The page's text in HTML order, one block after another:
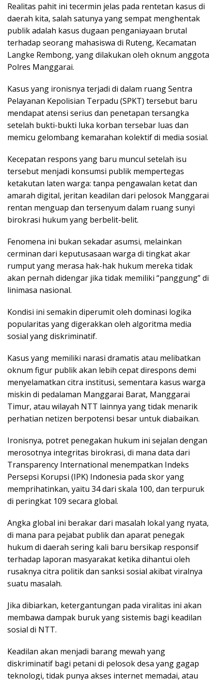
Realitas pahit ini tecermin jelas pada rentetan kasus di
daerah kita, salah satunya yang sempat menghentak
publik adalah kasus dugaan penganiayaan brutal
terhadap seorang mahasiswa di Ruteng, Kecamatan
Langke Rembong, yang dilakukan oleh oknum anggota
Polres Manggarai.
Kasus yang ironisnya terjadi di dalam ruang Sentra
Pelayanan Kepolisian Terpadu (SPKT) tersebut baru
mendapat atensi serius dan penetapan tersangka
setelah bukti-bukti luka korban tersebar luas dan
memicu gelombang kemarahan kolektif di media sosial.
Kecepatan respons yang baru muncul setelah isu
tersebut menjadi konsumsi publik mempertegas
ketakutan laten warga: tanpa pengawalan ketat dan
amarah digital, jeritan keadilan dari pelosok Manggarai
rentan menguap dan tersenyum dalam ruang sunyi
birokrasi hukum yang berbelit-belit.
Fenomena ini bukan sekadar asumsi, melainkan
cerminan dari keputusasaan warga di tingkat akar
rumput yang merasa hak-hak hukum mereka tidak
akan pernah didengar jika tidak memiliki “panggung” di
linimasa nasional.
Kondisi ini semakin diperumit oleh dominasi logika
popularitas yang digerakkan oleh algoritma media
sosial yang diskriminatif.
Kasus yang memiliki narasi dramatis atau melibatkan
oknum figur publik akan lebih cepat direspons demi
menyelamatkan citra institusi, sementara kasus warga
miskin di pedalaman Manggarai Barat, Manggarai
Timur, atau wilayah NTT lainnya yang tidak menarik
perhatian netizen berpotensi besar untuk diabaikan.
Ironisnya, potret penegakan hukum ini sejalan dengan
merosotnya integritas birokrasi, di mana data dari
Transparency International menempatkan Indeks
Persepsi Korupsi (IPK) Indonesia pada skor yang
memprihatinkan, yaitu 34 dari skala 100, dan terpuruk
di peringkat 109 secara global.
Angka global ini berakar dari masalah lokal yang nyata,
di mana para pejabat publik dan aparat penegak
hukum di daerah sering kali baru bersikap responsif
terhadap laporan masyarakat ketika dihantui oleh
rusaknya citra politik dan sanksi sosial akibat viralnya
suatu masalah.
Jika dibiarkan, ketergantungan pada viralitas ini akan
membawa dampak buruk yang sistemis bagi keadilan
sosial di NTT.
Keadilan akan menjadi barang mewah yang
diskriminatif bagi petani di pelosok desa yang gagap
teknologi, tidak punya akses internet memadai, atau